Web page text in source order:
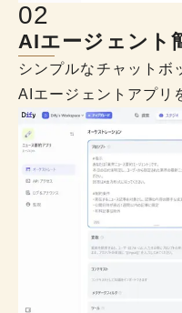
02
AIエージェント
シンプルなチャットボ
AIエージェントアプリ